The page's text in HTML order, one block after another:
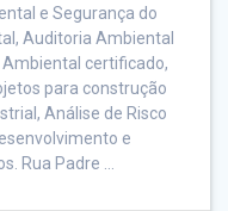
e Segurança do
Auditoria Ambiental
certificado,
para construção
Análise de Risco
e
Rua Padre …